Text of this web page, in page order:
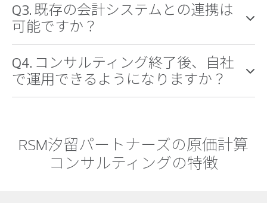
Q3. 既存の会計システムとの連携は
可能ですか？
Q4. コンサルティング終了後、自社
で運用できるようになりますか？
RSM汐留パートナーズの原価計算
コンサルティングの特徴